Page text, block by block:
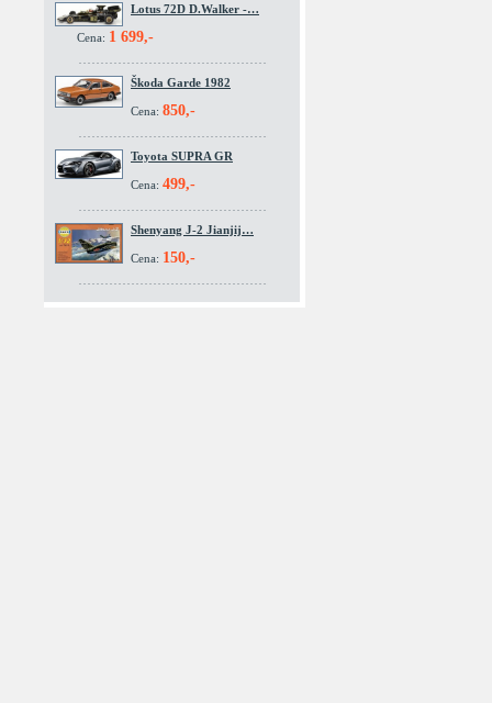
Lotus 72D D.Walker -…
Cena: 1 699,-
Škoda Garde 1982
Cena: 850,-
Toyota SUPRA GR
Cena: 499,-
Shenyang J-2 Jianjij…
Cena: 150,-